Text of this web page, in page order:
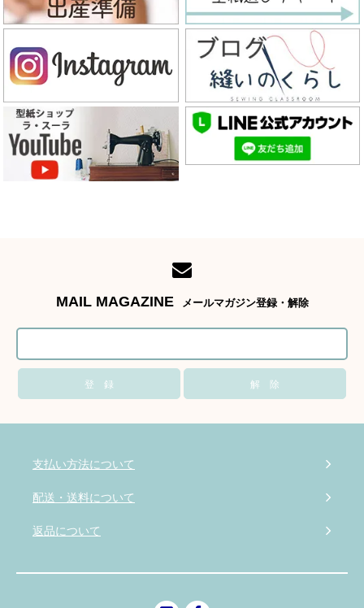
MAIL MAGAZINE メールマガジン登録・解除
支払い方法について
配送・送料について
返品について